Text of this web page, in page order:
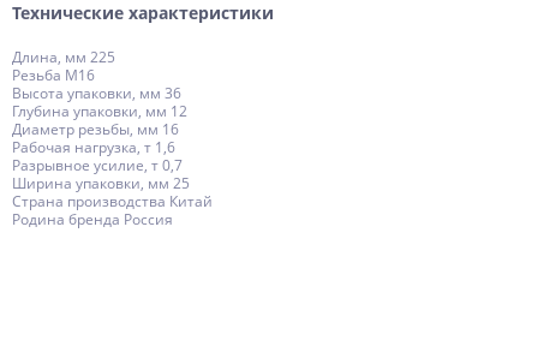
Технические характеристики
Длина, мм 225
Резьба М16
Высота упаковки, мм 36
Глубина упаковки, мм 12
Диаметр резьбы, мм 16
Рабочая нагрузка, т 1,6
Разрывное усилие, т 0,7
Ширина упаковки, мм 25
Страна производства Китай
Родина бренда Россия